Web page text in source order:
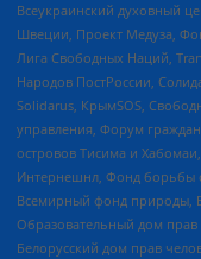
Всеукраинский духовный
Швеции, Проект Медуза,
Лига Свободных Наций,
Народов ПостРоссии,
Solidarus, КрымSOS,
управления, Форум
островов Тисима и
Интернешнл, Фонд борьбы
Всемирный фонд природы,
Образовательный дом
Белорусский дом прав